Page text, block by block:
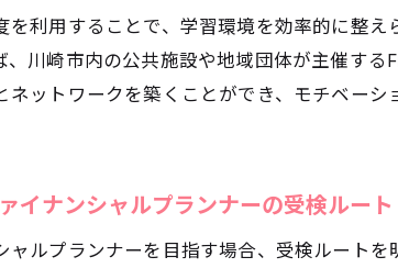
将来に備えるファイナン
ファイナンシャルプ
安定した収入を目指
ファイナンシャルプ
今後の展望とファイ
を利用することで、学習環境を効率的に整
、川崎市内の公共施設や地域団体が主催す
ネットワークを築くことができ、モチベー
イナンシャルプランナーの受検ルート
ャルプランナーを目指す場合、受検ルート